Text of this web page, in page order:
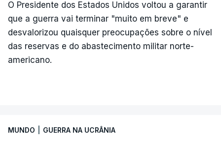
russa em larga escala contra a Ucrânia, a
diplomacia está estagnada e ambos os países
intensificam os ataques de longo alcance,
provocando um número crescente de vítimas civis.
O Presidente dos Estados Unidos voltou a garantir
que a guerra vai terminar "muito em breve" e
desvalorizou quaisquer preocupações sobre o nível
das reservas e do abastecimento militar norte-
americano.
MUNDO GUERRA NA UCRÂNIA